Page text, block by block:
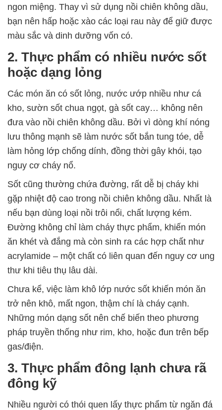
ngon miệng. Thay vì sử dụng nồi chiên không dầu,
bạn nên hấp hoặc xào các loại rau này để giữ được
màu sắc và dinh dưỡng vốn có.
2. Thực phẩm có nhiều nước sốt
hoặc dạng lỏng
Các món ăn có sốt lỏng, nước ướp nhiều như cá
kho, sườn sốt chua ngọt, gà sốt cay… không nên
đưa vào nồi chiên không dầu. Bởi vì dòng khí nóng
lưu thông mạnh sẽ làm nước sốt bắn tung tóe, dễ
làm hỏng lớp chống dính, đồng thời gây khói, tạo
nguy cơ cháy nổ.
Sốt cũng thường chứa đường, rất dễ bị cháy khi
gặp nhiệt độ cao trong nồi chiên không dầu. Nhất là
nếu bạn dùng loại nồi trôi nổi, chất lượng kém.
Đường không chỉ làm cháy thực phẩm, khiến món
ăn khét và đắng mà còn sinh ra các hợp chất như
acrylamide – một chất có liên quan đến nguy cơ ung
thư khi tiêu thụ lâu dài.
Chưa kể, việc làm khô lớp nước sốt khiến món ăn
trở nên khô, mất ngon, thậm chí là cháy cạnh.
Những món dạng sốt nên chế biến theo phương
pháp truyền thống như rim, kho, hoặc đun trên bếp
gas/điện.
3. Thực phẩm đông lạnh chưa rã
đông kỹ
Nhiều người có thói quen lấy thực phẩm từ ngăn đá